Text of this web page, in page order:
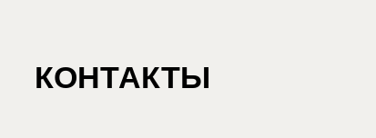
КОНТАКТЫ